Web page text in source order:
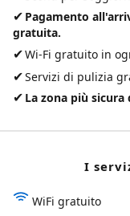
✔ Pagamento
gratuita.
✔Wi-Fi gratuito in
✔Servizi di pulizia
✔ La zona più sicura
I
WiFi gratuito